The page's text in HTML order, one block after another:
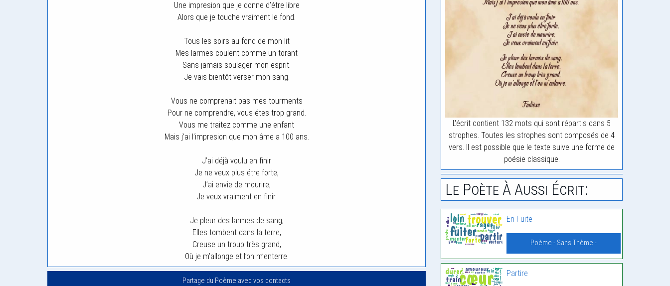
Une impresion que je donne d’étre libre
Alors que je touche vraiment le fond.
Tous les soirs au fond de mon lit
Mes larmes coulent comme un torant
Sans jamais soulager mon esprit.
Je vais bientôt verser mon sang.
Vous ne comprenait pas mes tourments
Pour ne comprendre, vous étes trop grand.
Vous me traitez comme une enfant
Mais j’ai l’impresion que mon âme a 100 ans.
J’ai déjà voulu en finir
Je ne veux plus étre forte,
J’ai envie de mourire,
Je veux vraiment en finir.
Je pleur des larmes de sang,
Elles tombent dans la terre,
Creuse un troup très grand,
Où je m’allonge et l’on m’enterre.
Partage du Poème avec vos contacts
L'écrit contient 132 mots qui sont répartis dans 5
strophes. Toutes les strophes sont composés de 4
vers. Il est possible que le texte suive une forme de
poésie classique.
Le Poète À Aussi Écrit:
En Fuite
Poème - Sans Thème -
Partire